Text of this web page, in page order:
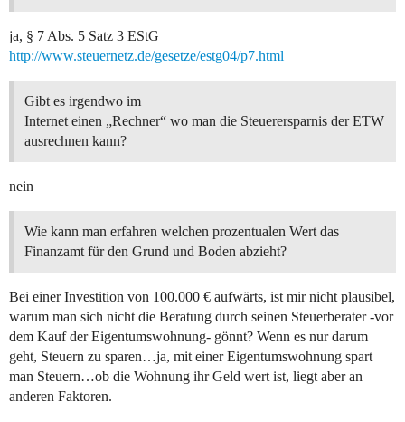
ja, § 7 Abs. 5 Satz 3 EStG
http://www.steuernetz.de/gesetze/estg04/p7.html
Gibt es irgendwo im
Internet einen „Rechner“ wo man die Steuerersparnis der ETW
ausrechnen kann?
nein
Wie kann man erfahren welchen prozentualen Wert das
Finanzamt für den Grund und Boden abzieht?
Bei einer Investition von 100.000 € aufwärts, ist mir nicht plausibel,
warum man sich nicht die Beratung durch seinen Steuerberater -vor
dem Kauf der Eigentumswohnung- gönnt? Wenn es nur darum
geht, Steuern zu sparen…ja, mit einer Eigentumswohnung spart
man Steuern…ob die Wohnung ihr Geld wert ist, liegt aber an
anderen Faktoren.